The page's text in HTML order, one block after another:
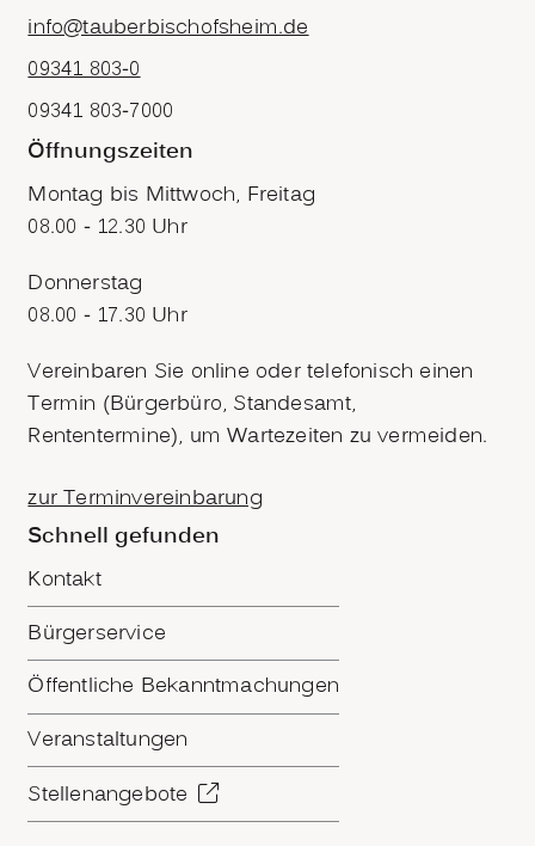
info@tauberbischofsheim.de
09341 803-0
09341 803-7000
Öffnungszeiten
Montag bis Mittwoch, Freitag
08.00 - 12.30 Uhr
Donnerstag
08.00 - 17.30 Uhr
Vereinbaren Sie online oder telefonisch einen
Termin (Bürgerbüro, Standesamt,
Rententermine), um Wartezeiten zu vermeiden.
zur Terminvereinbarung
Schnell gefunden
Kontakt
Bürgerservice
Öffentliche Bekanntmachungen
Veranstaltungen
Stellenangebote